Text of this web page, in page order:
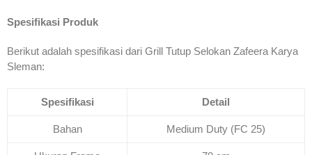
Spesifikasi Produk
Berikut adalah spesifikasi dari Grill Tutup Selokan Zafeera Karya
Sleman:
Spesifikasi Detail
Bahan Medium Duty (FC 25)